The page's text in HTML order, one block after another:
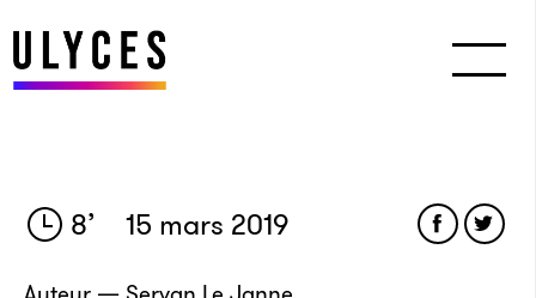
8’ 15 mars 2019